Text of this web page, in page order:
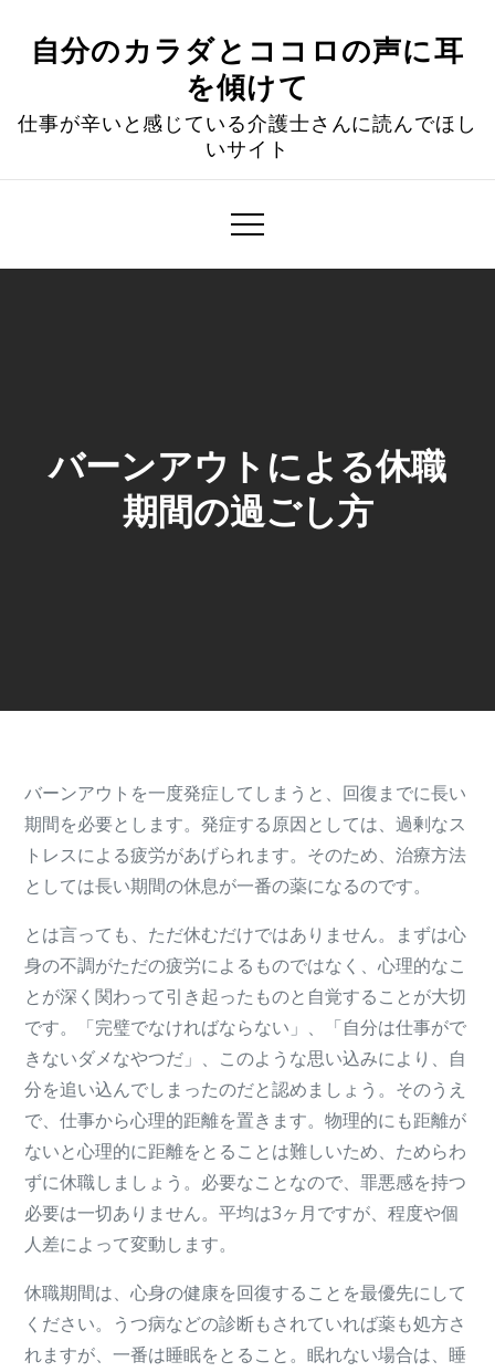
自分のカラダとココロの声に耳
を傾けて
仕事が辛いと感じている介護士さんに読んでほし
いサイト
バーンアウトによる休職
期間の過ごし方
バーンアウトを一度発症してしまうと、回復までに長い
期間を必要とします。発症する原因としては、過剰なス
トレスによる疲労があげられます。そのため、治療方法
としては長い期間の休息が一番の薬になるのです。
とは言っても、ただ休むだけではありません。まずは心
身の不調がただの疲労によるものではなく、心理的なこ
とが深く関わって引き起ったものと自覚することが大切
です。「完璧でなければならない」、「自分は仕事がで
きないダメなやつだ」、このような思い込みにより、自
分を追い込んでしまったのだと認めましょう。そのうえ
で、仕事から心理的距離を置きます。物理的にも距離が
ないと心理的に距離をとることは難しいため、ためらわ
ずに休職しましょう。必要なことなので、罪悪感を持つ
必要は一切ありません。平均は3ヶ月ですが、程度や個
人差によって変動します。
休職期間は、心身の健康を回復することを最優先にして
ください。うつ病などの診断もされていれば薬も処方さ
れますが、一番は睡眠をとること。眠れない場合は、睡